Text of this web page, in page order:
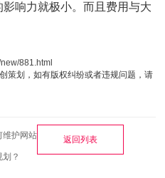
响力就极小。而且费用与大
881.html
策划，如有版权纠纷或者违规问题，请
维护网站
？
返回列表